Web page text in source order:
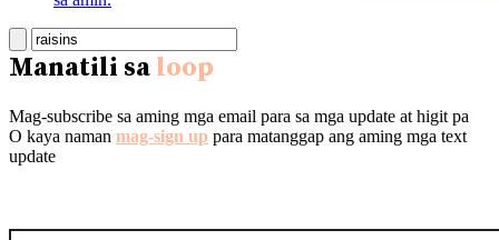
Manatili sa loop
Mag-subscribe sa aming mga email para sa mga update at higit pa
O kaya naman mag-sign up para matanggap ang aming mga text
update